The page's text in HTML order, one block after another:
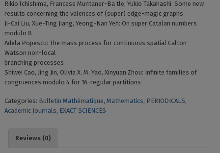
Rikio lchishima, Francese Muntaner-Ba tle, Yukio Takahashi: Some new
results concerning the valences of (super) edge-magic graphs
Ji-Cai Liu, Xue-Ting Jiang, Yeong-Nan Yeh: On super Catalan numbers
modulo 8
Adela Popescu: The mass process for continuous spatial Calton-
Watson non-local
branching processes
Shiwei Cao, Jing Jin, Olivia X. M. Yao, Xinyuan Zhou: Infinite families of
congruences modulo 4 for 16-regular partitions
Categories: Bulletin Mathématique, Mathematics, PERIODICALS,
Academic Journals, EXACT SCIENCES
Reviews (0)